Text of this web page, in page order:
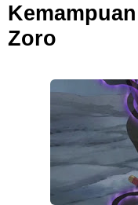
Zoro